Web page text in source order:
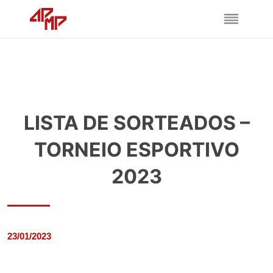
LISTA DE SORTEADOS –
TORNEIO ESPORTIVO
2023
23/01/2023